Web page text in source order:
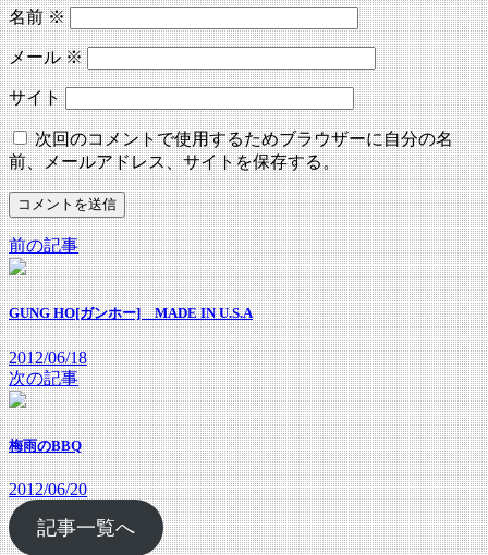
名前※
メール※
サイト
次回のコメントで使用するためブラウザーに自分の名
前、メールアドレス、サイトを保存する。
前の記事
GUNG HO[ガンホー] MADE IN U.S.A
2012/06/18
次の記事
梅雨のBBQ
2012/06/20
記事一覧へ